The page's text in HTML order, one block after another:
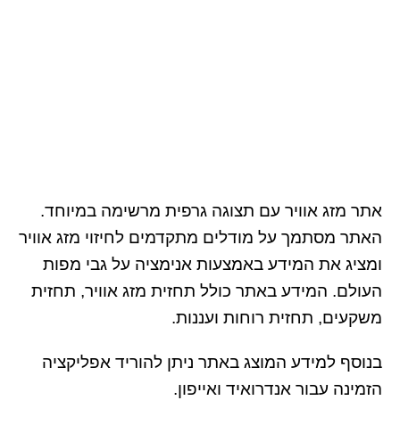
אתר מזג אוויר עם תצוגה גרפית מרשימה במיוחד.
האתר מסתמך על מודלים מתקדמים לחיזוי מזג אוויר
ומציג את המידע באמצעות אנימציה על גבי מפות
העולם. המידע באתר כולל תחזית מזג אוויר, תחזית
משקעים, תחזית רוחות ועננות.
בנוסף למידע המוצג באתר ניתן להוריד אפליקציה
הזמינה עבור אנדרואיד ואייפון.